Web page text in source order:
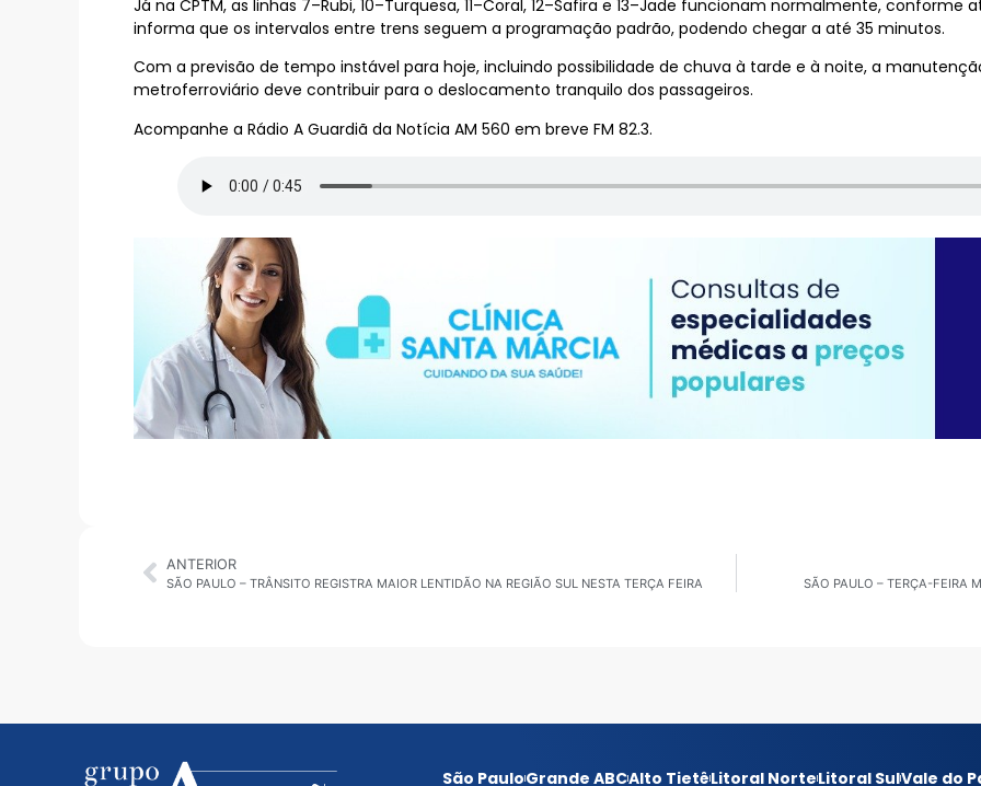
Já na CPTM, as linhas 7–Rubi, 10–Turquesa, 11–Coral, 12–Safira e 13–Jade funcionam normalmente,
informa que os intervalos entre trens seguem a programação padrão, podendo chegar a até 35 minutos.
Com a previsão de tempo instável para hoje, incluindo possibilidade de chuva à tarde e à noite, a
metroferroviário deve contribuir para o deslocamento tranquilo dos passageiros.
Acompanhe a Rádio A Guardiã da Notícia AM 560 em breve FM 82.3.
ANTERIOR
SÃO PAULO – TRÂNSITO REGISTRA MAIOR LENTIDÃO NA REGIÃO SUL NESTA TERÇA FEIRA SÃO PAULO – TERÇA-FEIRA
São PauloGrande ABCAlto TietêLitoral NorteLitoral SulVale do